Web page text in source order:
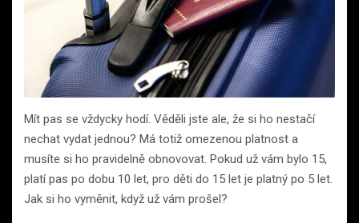
Mít pas se vždycky hodí. Věděli jste ale, že si ho nestačí
nechat vydat jednou? Má totiž omezenou platnost a
musíte si ho pravidelně obnovovat. Pokud už vám bylo 15,
platí pas po dobu 10 let, pro děti do 15 let je platný po 5 let.
Jak si ho vyměnit, když už vám prošel?